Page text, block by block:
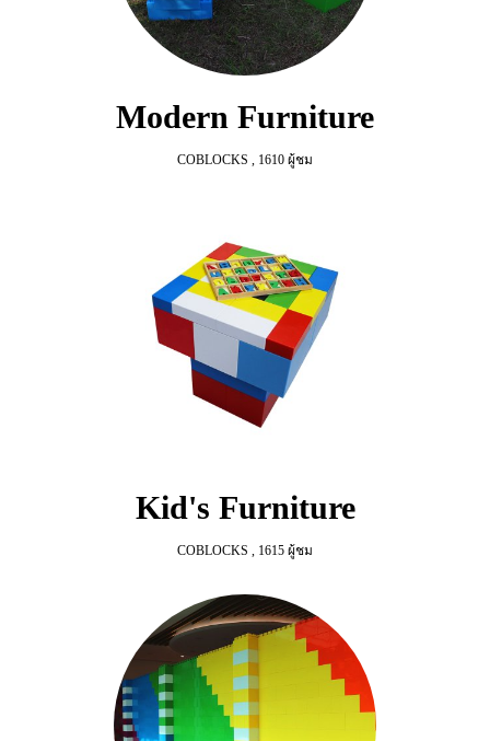
Modern Furniture
COBLOCKS , 1610 ผู้ชม
Kid's Furniture
COBLOCKS , 1615 ผู้ชม